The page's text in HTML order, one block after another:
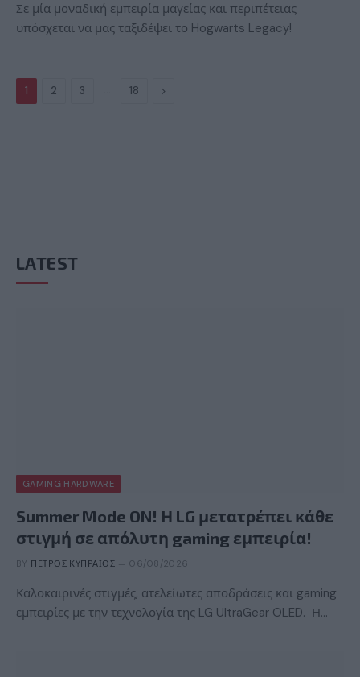
Σε μία μοναδική εμπειρία μαγείας και περιπέτειας
υπόσχεται να μας ταξιδέψει το Hogwarts Legacy!
1 2 3 … 18 Next
LATEST
GAMING HARDWARE
Summer Mode ON! Η LG μετατρέπει κάθε
στιγμή σε απόλυτη gaming εμπειρία!
BY ΠΈΤΡΟΣ ΚΥΠΡΑΊΟΣ 06/08/2026
Καλοκαιρινές στιγμές, ατελείωτες αποδράσεις και gaming
εμπειρίες με την τεχνολογία της LG UltraGear OLED. Η…